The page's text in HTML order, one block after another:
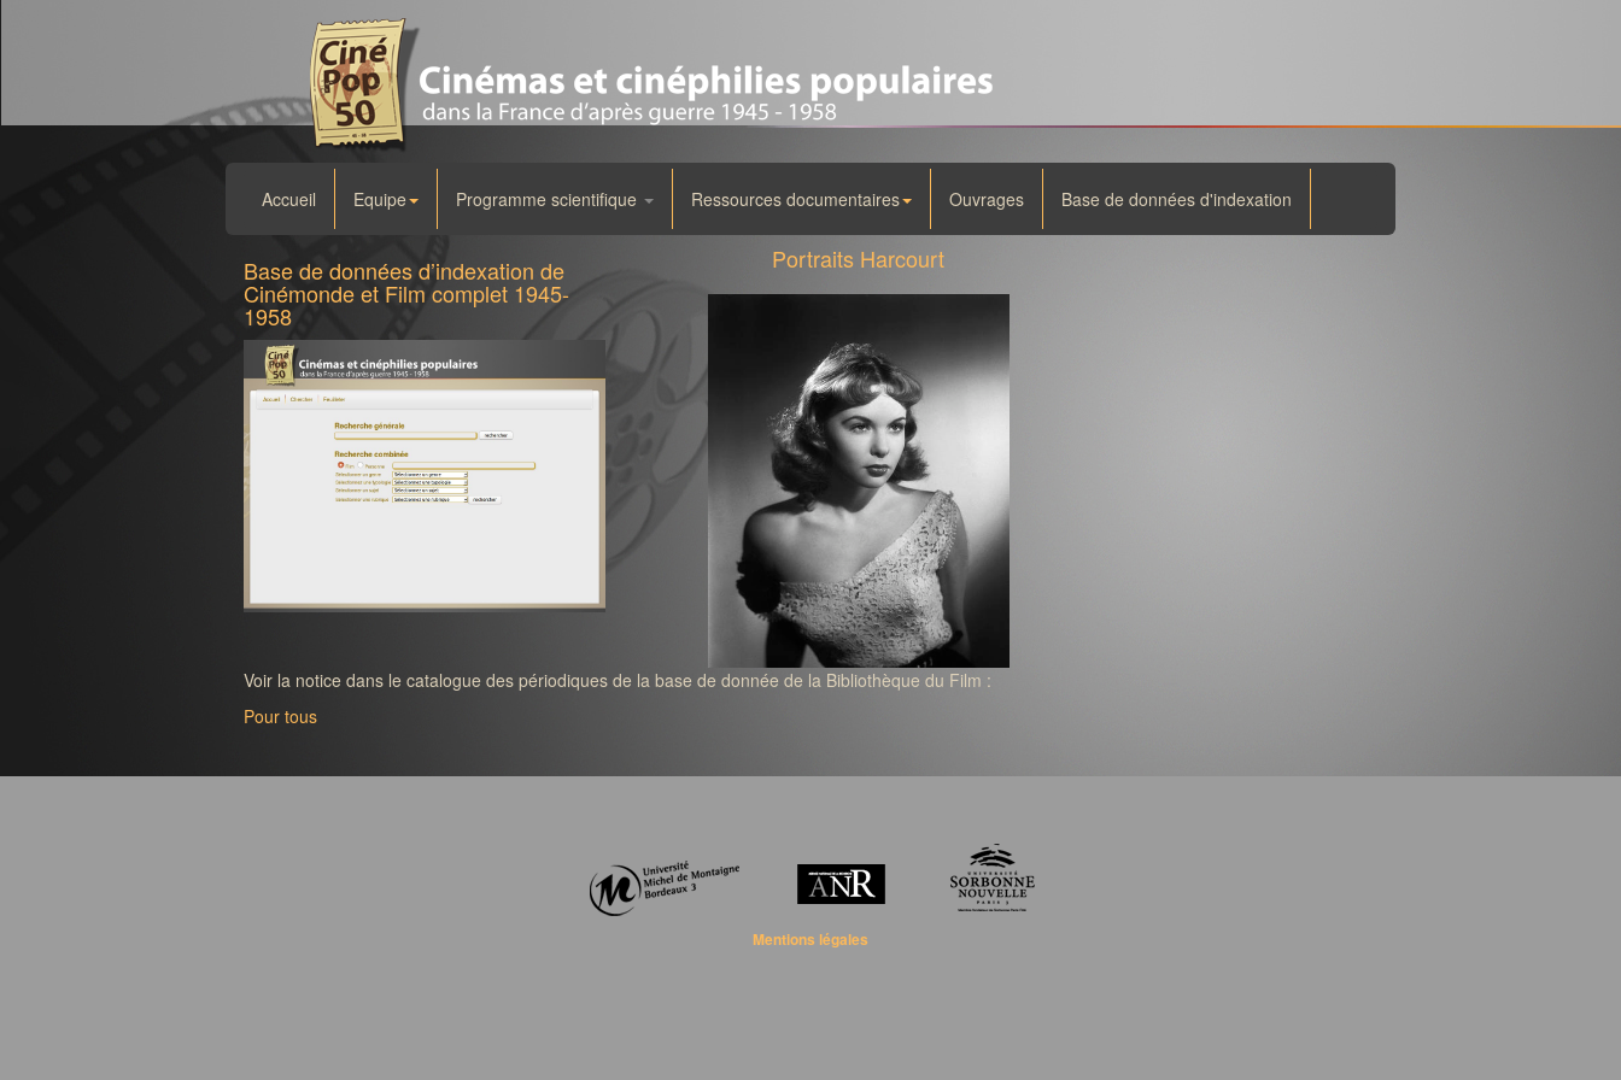
Accueil Equipe Programme scientifique Ressources documentaires Ouvrages Base de données d'indexation
Base de données d’indexation de
Cinémonde et Film complet 1945-
1958
Portraits Harcourt
Voir la notice dans le catalogue des périodiques de la base de donnée de la Bibliothèque du Film :
Pour tous
Mentions légales